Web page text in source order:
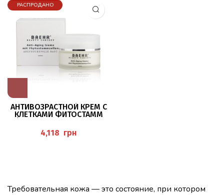
РАСПРОДАНО
АНТИВОЗРАСТНОЙ КРЕМ С
КЛЕТКАМИ ФИТОСТАММ
PHYTOSTAMMZELLEN), 50
МЛ BAEHR
грн
Требовательная кожа — это состояние, при котором